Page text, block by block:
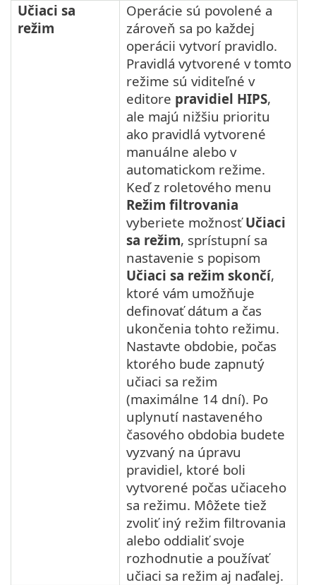
Učiaci sa
režim
Operácie sú povolené a
zároveň sa po každej
operácii vytvorí pravidlo.
Pravidlá vytvorené v tomto
režime sú viditeľné v
editore pravidiel HIPS,
ale majú nižšiu prioritu
ako pravidlá vytvorené
manuálne alebo v
automatickom režime.
Keď z roletového menu
Režim filtrovania
vyberiete možnosťUčiaci
sa režim, sprístupní sa
nastavenie s popisom
Učiaci sa režim skončí,
ktoré vám umožňuje
definovať dátum a čas
ukončenia tohto režimu.
Nastavte obdobie, počas
ktorého bude zapnutý
učiaci sa režim
(maximálne 14 dní). Po
uplynutí nastaveného
časového obdobia budete
vyzvaný na úpravu
pravidiel, ktoré boli
vytvorené počas učiaceho
sa režimu. Môžete tiež
zvoliť iný režim filtrovania
alebo oddialiť svoje
rozhodnutie a používať
učiaci sa režim aj naďalej.